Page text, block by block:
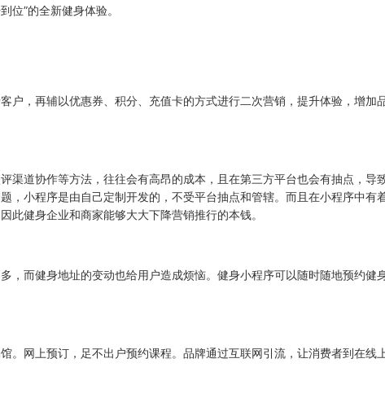
位”的全新健身体验。
户，再辅以优惠券、积分、充值卡的方式进行二次营销，提升体验，增加
渠道协作等方法，往往会有高昂的成本，且在第三方平台也会有抽点，导
，小程序是由自己定制开发的，不受平台抽点和管辖。而且在小程序中有
此健身企业和商家能够大大下降营销推行的本钱。
，而健身地址的变动也给用户造成烦恼。健身小程序可以随时随地预约健
。网上预订，足不出户预约课程。品牌通过互联网引流，让消费者到在线